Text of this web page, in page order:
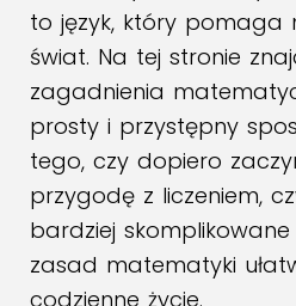
to język, który pomaga
świat. Na tej stronie
zagadnienia
prosty i przystępny
tego, czy dopiero
przygodę z liczeniem,
bardziej
zasad matematyki
codzienne życie.